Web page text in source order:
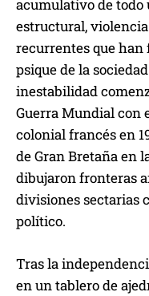
acumulativo de
estructural,
recurrentes que
psique de la
inestabilidad
Guerra Mundial con
colonial francés en
de Gran Bretaña en
dibujaron fronteras
divisiones sectarias
político.
Tras la
en un tablero de